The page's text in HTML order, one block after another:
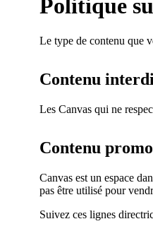
Politique
Le type de contenu que
Contenu
Les Canvas qui ne
Contenu
Canvas est un espace
pas être utilisé pour
Suivez ces lignes